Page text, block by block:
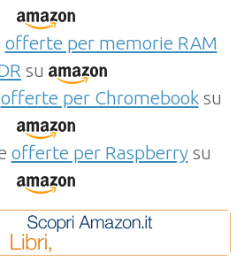
offerte per memorie RAM
su
offerte per Chromebooksu
offerte per Raspberrysu